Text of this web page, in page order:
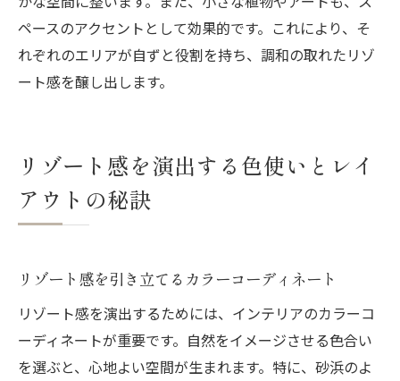
ペースのアクセントとして効果的です。これにより、そ
れぞれのエリアが自ずと役割を持ち、調和の取れたリゾ
ート感を醸し出します。
リゾート感を演出する色使いとレイ
アウトの秘訣
リゾート感を引き立てるカラーコーディネート
リゾート感を演出するためには、インテリアのカラーコ
ーディネートが重要です。自然をイメージさせる色合い
を選ぶと、心地よい空間が生まれます。特に、砂浜のよ